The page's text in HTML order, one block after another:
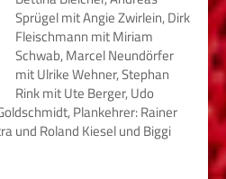
Sprügel mit Angie Zwirlein, Dirk
Fleischmann mit Miriam
Schwab, Marcel Neundörfer
mit Ulrike Wehner, Stephan
Rink mit Ute Berger, Udo
Plankehrer: Rainer
und Roland Kiesel und Biggi